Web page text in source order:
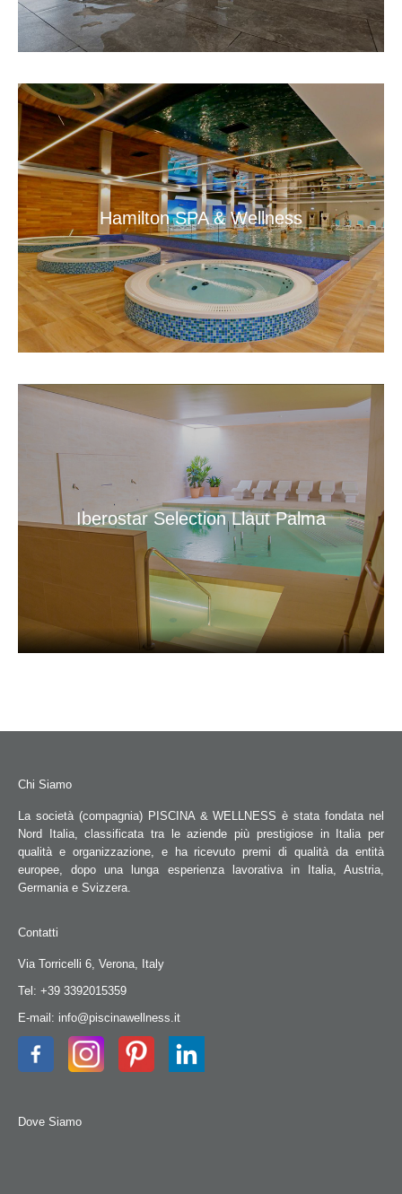
Hamilton SPA & Wellness
Iberostar Selection Llaut Palma
Chi Siamo
La società (compagnia) PISCINA & WELLNESS è stata fondata nel
Nord Italia, classificata tra le aziende più prestigiose in Italia per
qualità e organizzazione, e ha ricevuto premi di qualità da entità
europee, dopo una lunga esperienza lavorativa in Italia, Austria,
Germania e Svizzera.
Contatti
Via Torricelli 6, Verona, Italy
Tel: +39 3392015359
E-mail: info@piscinawellness.it
Dove Siamo